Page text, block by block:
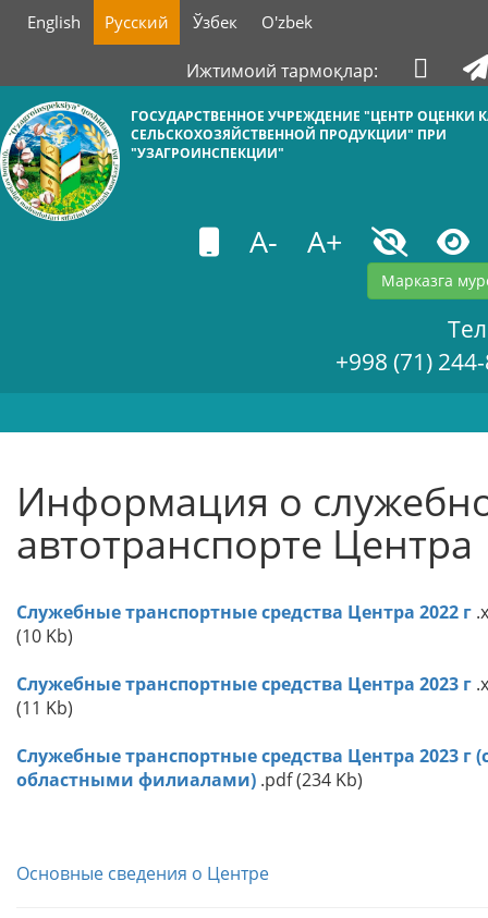
English Русский Ўзбек O'zbek
Ижтимоий тармоқлар:
ГОСУДАРСТВЕННОЕ УЧРЕЖДЕНИЕ "ЦЕНТР ОЦЕНКИ
СЕЛЬСКОХОЗЯЙСТВЕННОЙ ПРОДУКЦИИ" ПРИ
"УЗАГРОИНСПЕКЦИИ"
A- A+
Марказга
+998 (71)
Информация о
автотранспорте Центра
Служебные транспортные средства Центра 2022 г
(10 Kb)
Служебные транспортные средства Центра 2023 г
(11 Kb)
Служебные транспортные средства Центра 2023 г
областными филиалами) .pdf (234 Kb)
Основные сведения о Центре